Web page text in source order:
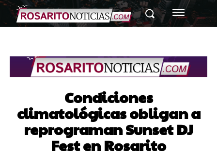
Condiciones
climatológicas obligan a
reprograman Sunset DJ
Fest en Rosarito